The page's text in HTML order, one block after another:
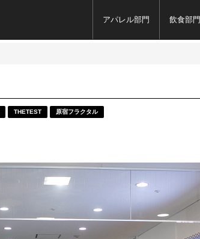
アパレル部門 飲食部門
THETEST 原宿フラクタル